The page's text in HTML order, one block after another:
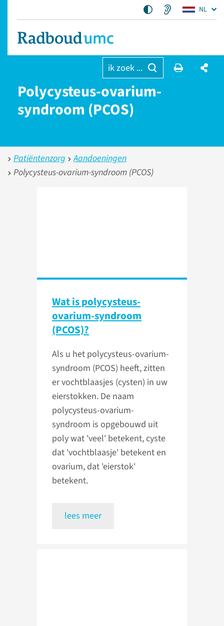
NL
ik zoek ...
Polycysteus-ovarium-
syndroom (PCOS)
Patiëntenzorg
Aandoeningen
Polycysteus-ovarium-syndroom (PCOS)
Wat is polycysteus-
ovarium-syndroom
(PCOS)?
Als u het polycysteus-ovarium-
syndroom (PCOS) heeft, zitten
er vochtblaasjes (cysten) in uw
eierstokken. De naam
polycysteus-ovarium-
syndroom is opgebouwd uit
poly wat 'veel' betekent, cyste
dat 'vochtblaasje' betekent en
ovarium, dat 'eierstok'
betekent.
lees meer